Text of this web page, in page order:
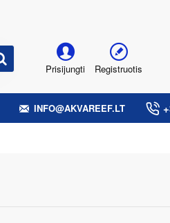
Prisijungti Registruotis
INFO@AKVAREEF.LT